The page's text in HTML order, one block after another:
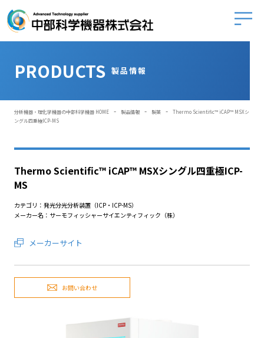
中部科
PRODUCTS 製品情報
分析機器・理化学機器の中部科学機器 HOME - 製品情報 - 製薬 -
Thermo Scientific™ iCAP™ MSXシ
ングル四重極ICP-MS
Thermo Scientific™ iCAP™ MSXシングル四重極ICP-
MS
カテゴリ：発光分光分析装置（ICP・ICP-MS）
メーカー名：サーモフィッシャーサイエンティフィック（株）
メーカーサイト
お問い合わせ